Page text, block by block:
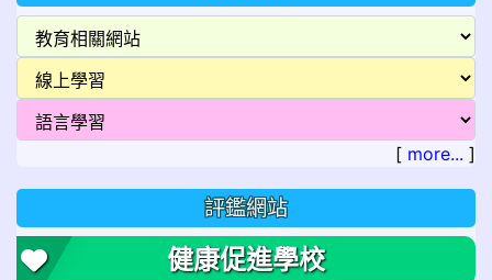
[ more... ]
評鑑網站
健康促進學校